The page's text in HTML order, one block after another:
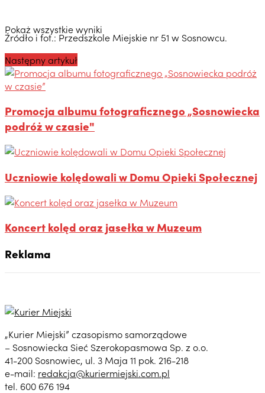
Pokaż wszystkie wyniki
Źródło i fot.: Przedszkole Miejskie nr 51 w Sosnowcu.
Następny artykuł
Promocja albumu fotograficznego „Sosnowiecka
podróż w czasie"
Uczniowie kolędowali w Domu Opieki Społecznej
Koncert kolęd oraz jasełka w Muzeum
Reklama
„Kurier Miejski” czasopismo samorządowe
– Sosnowiecka Sieć Szerokopasmowa Sp. z o.o.
41-200 Sosnowiec, ul. 3 Maja 11 pok. 216-218
e-mail: redakcja@kuriermiejski.com.pl
tel. 600 676 194